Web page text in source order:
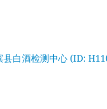
县白酒检测中心 (ID: